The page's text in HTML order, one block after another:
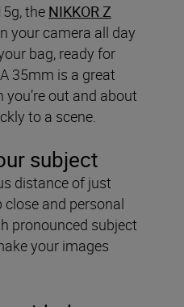
the NIKKOR Z
your camera all day
bag, ready for
35mm is a great
you’re out and about
to a scene.
subject
distance of just
close and personal
pronounced subject
your images